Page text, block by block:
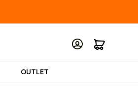
Min
OUTLET